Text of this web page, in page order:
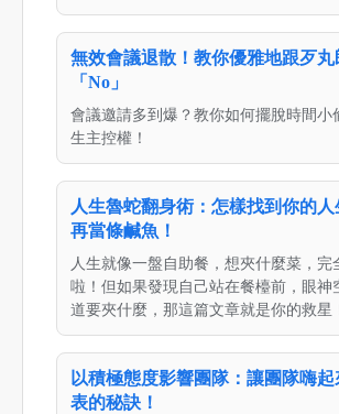
無效會議退散！教你優雅地跟歹丸
「No」
會議邀請多到爆？教你如何擺脫時間小
生主控權！
人生魯蛇翻身術：怎樣找到你的
再當條鹹魚！
人生就像一盤自助餐，想夾什麼菜，完
啦！但如果發現自己站在餐檯前，眼神
道要夾什麼，那這篇文章就是你的救星
以積極態度影響團隊：讓團隊嗨
表的秘訣！